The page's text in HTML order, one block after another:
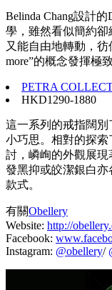
Belinda Chang設計
學，雖然看似簡約
又能自由地轉動，彷
more”的概念發揮極致
PETRA
HKD1290-1880
這一系列的戒指闊別
小巧思。相對的探
討，嶙峋的外觀展
發黑抑或皎潔銀白
款式。
有關Obellery
Website: http://
Facebook:
Instagram: @obellery/